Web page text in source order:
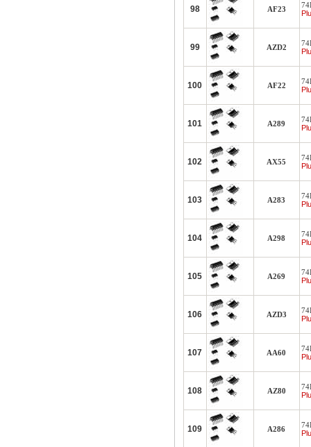
98 AF23
99 AZD2
100 AF22
101 A289
102 AX55
103 A283
104 A298
105 A269
106 AZD3
107 AA60
108 AZ80
109 A286